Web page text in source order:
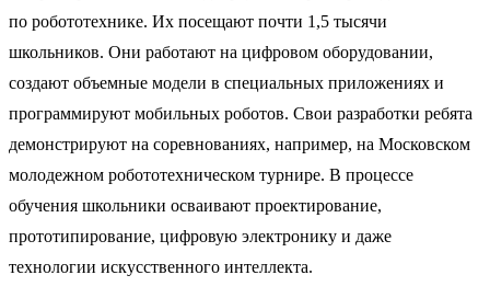
по робототехнике. Их посещают почти 1,5 тысячи
школьников. Они работают на цифровом оборудовании,
создают объемные модели в специальных приложениях и
программируют мобильных роботов. Свои разработки ребята
демонстрируют на соревнованиях, например, на Московском
молодежном робототехническом турнире. В процессе
обучения школьники осваивают проектирование,
прототипирование, цифровую электронику и даже
технологии искусственного интеллекта.